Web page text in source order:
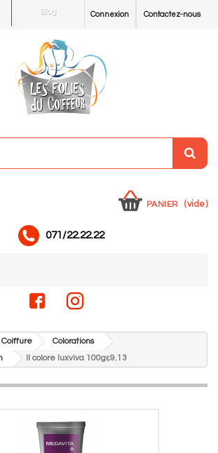
Contactez-nous
Connexion
Blog
PANIER (vide)
071/22.22.22
Coiffure
Colorations
Il colore luxviva 100gr,9.13